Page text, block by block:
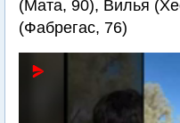
(Мата, 90), Вилья
(Фабрегас, 76)